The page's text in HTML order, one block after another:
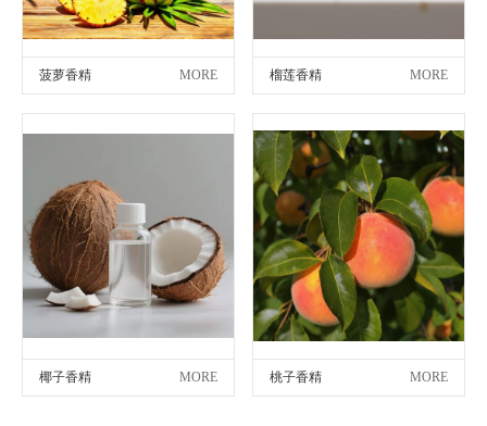
菠萝香精 MORE 榴莲香精 MORE
椰子香精 MORE 桃子香精 MORE